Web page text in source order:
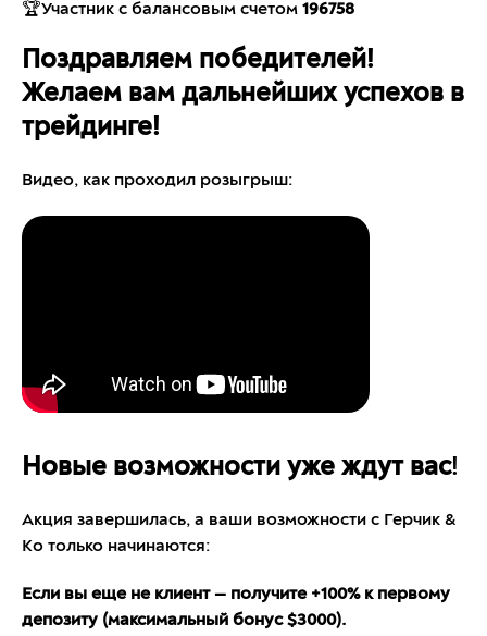
🏆Участник с балансовым счетом 196758
Поздравляем победителей!
Желаем вам дальнейших успехов в
трейдинге!
Видео, как проходил розыгрыш:
Новые возможности уже ждут вас!
Акция завершилась, а ваши возможности с Герчик &
Ко только начинаются:
Если вы еще не клиент — получите +100% к первому
депозиту (максимальный бонус $3000).